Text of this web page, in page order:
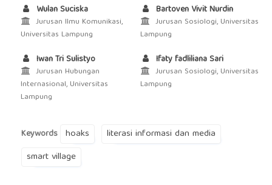
Wulan Suciska
Jurusan Ilmu Komunikasi,
Universitas Lampung
Bartoven Vivit Nurdin
Jurusan Sosiologi, Universitas
Lampung
Iwan Tri Sulistyo
Jurusan Hubungan
Internasional, Universitas
Lampung
Ifaty fadliliana Sari
Jurusan Sosiologi, Universitas
Lampung
Keywords hoaks
literasi informasi dan media
smart village